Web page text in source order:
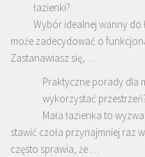
łazienki?
Wybór idealnej wanny do
może zadecydować o
Zastanawiasz się, …
Praktyczne porady dla
wykorzystać
Mała łazienka to
stawić czoła przynajmniej raz
często sprawia, że …